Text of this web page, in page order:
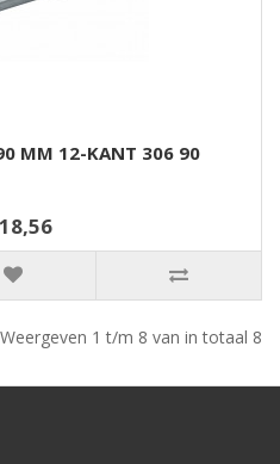
MM 12-KANT 306 90
Weergeven 1 t/m 8 van in totaal 8